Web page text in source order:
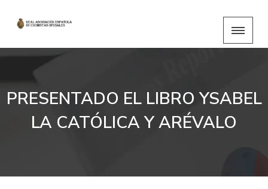
PRESENTADO EL LIBRO YSABEL
LA CATÓLICA Y ARÉVALO